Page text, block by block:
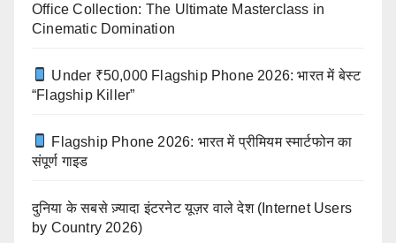
Office Collection: The Ultimate Masterclass in
Cinematic Domination
Under ₹50,000 Flagship Phone 2026: भारत में बेस्ट
“Flagship Killer”
Flagship Phone 2026: भारत में प्रीमियम स्मार्टफोन का
संपूर्ण गाइड
दुनिया के सबसे ज़्यादा इंटरनेट यूज़र वाले देश (Internet Users
by Country 2026)